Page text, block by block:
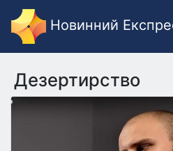
Новинний
Дезертирство